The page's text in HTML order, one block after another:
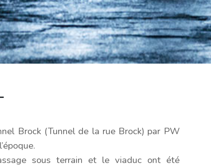
Brock (Tunnel de la rue Brock) par PW
sous terrain et le viaduc ont été